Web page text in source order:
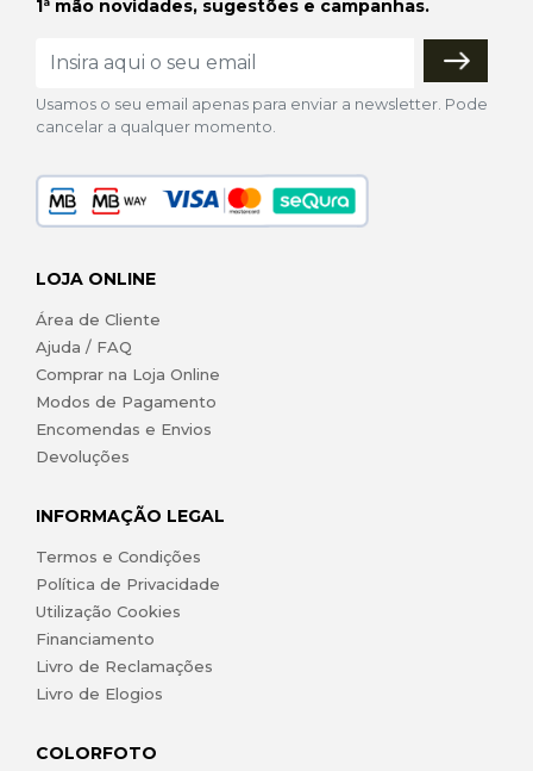
1ª mão novidades, sugestões e campanhas.
Usamos o seu email apenas para enviar a newsletter. Pode
cancelar a qualquer momento.
LOJA ONLINE
Área de Cliente
Ajuda / FAQ
Comprar na Loja Online
Modos de Pagamento
Encomendas e Envios
Devoluções
INFORMAÇÃO LEGAL
Termos e Condições
Política de Privacidade
Utilização Cookies
Financiamento
Livro de Reclamações
Livro de Elogios
COLORFOTO